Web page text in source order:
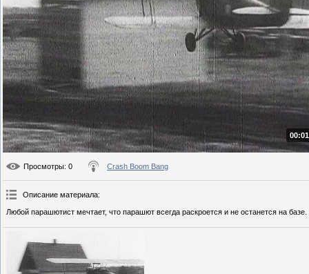
Просмотры: 0 Crash Boom Bang
Описание материала:
Любой парашютист мечтает, что парашют всегда раскроется и не останется на базе.